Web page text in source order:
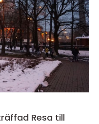
Resa till